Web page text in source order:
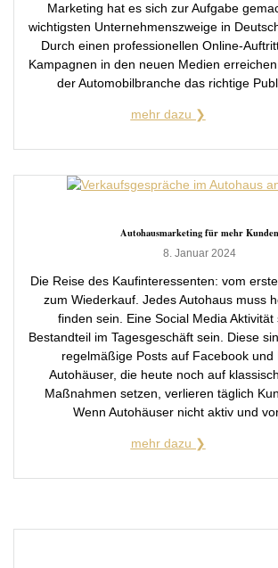
Marketing hat es sich zur Aufgabe
wichtigsten Unternehmenszweige in
Durch einen professionellen Online-
Kampagnen in den neuen Medien
der Automobilbranche das richtige
Autohausmarketing für mehr Kunden
8. Januar 2024
Die Reise des Kaufinteressenten: vom
zum Wiederkauf. Jedes Autohaus muss
finden sein. Eine Social Media Aktivität
Bestandteil im Tagesgeschäft sein. Diese
regelmäßige Posts auf Facebook und
Autohäuser, die heute noch auf
Maßnahmen setzen, verlieren täglich
Wenn Autohäuser nicht aktiv und